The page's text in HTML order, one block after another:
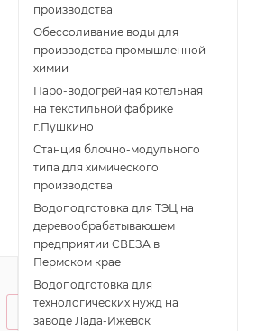
производства
Обессоливание воды для
производства промышленной
химии
Паро-водогрейная котельная
на текстильной фабрике
г.Пушкино
Станция блочно-модульного
типа для химического
производства
Водоподготовка для ТЭЦ на
деревообрабатывающем
предприятии СВЕЗА в
Пермском крае
Водоподготовка для
технологических нужд на
заводе Лада-Ижевск